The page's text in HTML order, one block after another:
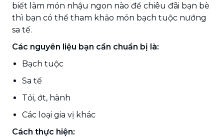
biết làm món nhậu ngon nào để chiêu đãi bạn bè
thì bạn có thể tham khảo món bạch tuộc nướng
sa tế.
Các nguyên liệu bạn cần chuẩn bị là:
Bạch tuộc
Sa tế
Tỏi, ớt, hành
Các loại gia vị khác
Cách thực hiện: